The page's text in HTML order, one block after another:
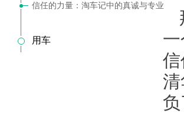
信任的力量：淘车记中的真诚与专业
用车